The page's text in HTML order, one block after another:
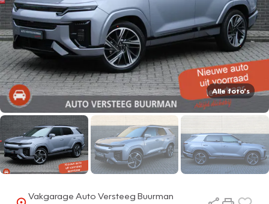
Alle foto's
Vakgarage Auto Versteeg Buurman